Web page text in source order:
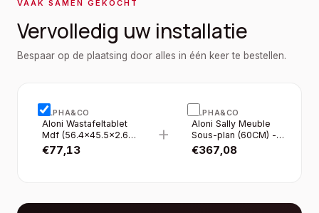
VAAK SAMEN GEKOCHT
Vervolledig uw installatie
Bespaar op de plaatsing door alles in één keer te bestellen.
ALPHA&CO
Aloni Wastafeltablet
Mdf (56.4×45.5×2.6
Cm) - Safir
€77,13
+
ALPHA&CO
Aloni Sally Meuble
Sous-plan (60CM) -
Safir
€367,08